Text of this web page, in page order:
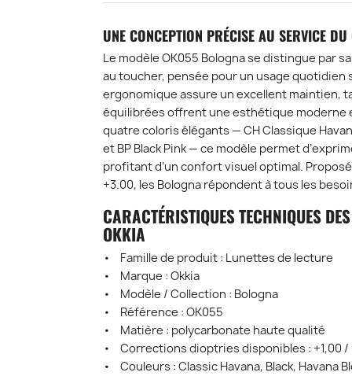
UNE CONCEPTION PRÉCISE AU SERVICE
Le modèle OK055 Bolognase distingue par
au toucher, pensée pour un usage quotidien
ergonomique assure un excellent maintien,
équilibrées offrent une esthétique moderne
quatre coloris élégants— CH Classique
et BP Black Pink— ce modèle permet
profitant d’un confort visuel optimal.
+3.00, les Bologna répondent à tous les
CARACTÉRISTIQUES TECHNIQUES
OKKIA
• Famille de produit : Lunettes de lecture
• Marque : Okkia
• Modèle / Collection : Bologna
• Référence : OK055
• Matière : polycarbonate haute qualité
• Corrections dioptries disponibles : +1,00 /
• Couleurs : Classic Havana, Black, Havana